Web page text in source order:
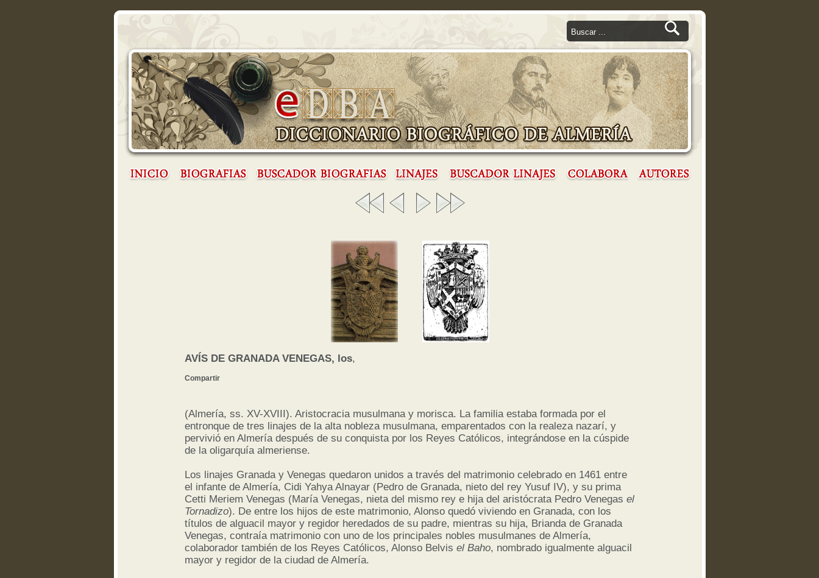
AVÍS DE GRANADA VENEGAS, los,
Compartir
(Almería, ss. XV-XVIII). Aristocracia musulmana y morisca. La familia estaba formada por el
entronque de tres linajes de la alta nobleza musulmana, emparentados con la realeza nazarí, y
pervivió en Almería después de su conquista por los Reyes Católicos, integrándose en la cúspide
de la oligarquía almeriense.
Los linajes Granada y Venegas quedaron unidos a través del matrimonio celebrado en 1461 entre
el infante de Almería, Cidi Yahya Alnayar (Pedro de Granada, nieto del rey Yusuf IV), y su prima
Cetti Meriem Venegas (María Venegas, nieta del mismo rey e hija del aristócrata Pedro Venegas el
Tornadizo). De entre los hijos de este matrimonio, Alonso quedó viviendo en Granada, con los
títulos de alguacil mayor y regidor heredados de su padre, mientras su hija, Brianda de Granada
Venegas, contraía matrimonio con uno de los principales nobles musulmanes de Almería,
colaborador también de los Reyes Católicos, Alonso Belvis el Baho, nombrado igualmente alguacil
mayor y regidor de la ciudad de Almería.